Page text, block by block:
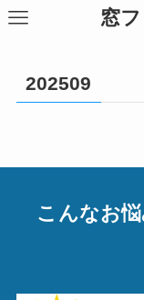
窓
202509
こんなお